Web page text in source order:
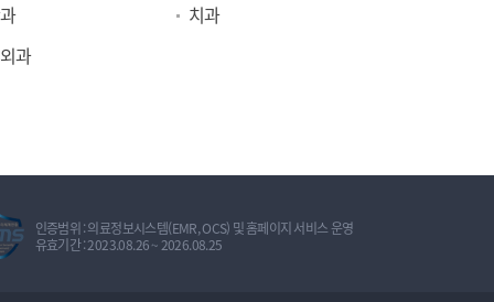
치과
과
정
보
인증범위 : 의료정보시스템(EMR, OCS) 및 홈페이지 서비스 운영
유효기간 : 2023.08.26 ~ 2026.08.25